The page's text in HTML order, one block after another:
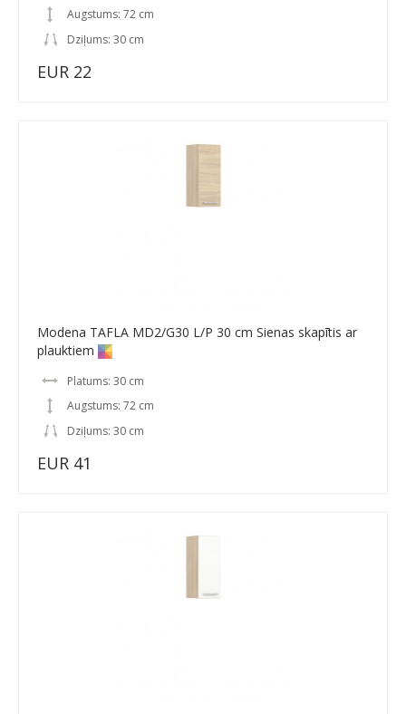
Augstums: 72 cm
Dziļums: 30 cm
EUR 22
Modena TAFLA MD2/G30 L/P 30 cm Sienas skapītis ar
plauktiem
Platums: 30 cm
Augstums: 72 cm
Dziļums: 30 cm
EUR 41